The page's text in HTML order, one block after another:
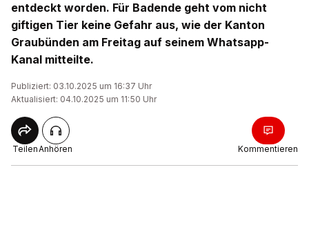
entdeckt worden. Für Badende geht vom nicht
giftigen Tier keine Gefahr aus, wie der Kanton
Graubünden am Freitag auf seinem Whatsapp-
Kanal mitteilte.
Publiziert: 03.10.2025 um 16:37 Uhr
Aktualisiert: 04.10.2025 um 11:50 Uhr
TeilenAnhören Kommentieren